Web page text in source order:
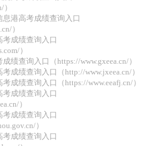
港高考成绩查询入口
）
成绩查询入口
）
绩查询入口（https://www.gxeea.cn/）
成绩查询入口（http://www.jxeea.cn/）
成绩查询入口（https://www.eeafj.cn/）
成绩查询入口
）
成绩查询入口
）
成绩查询入口